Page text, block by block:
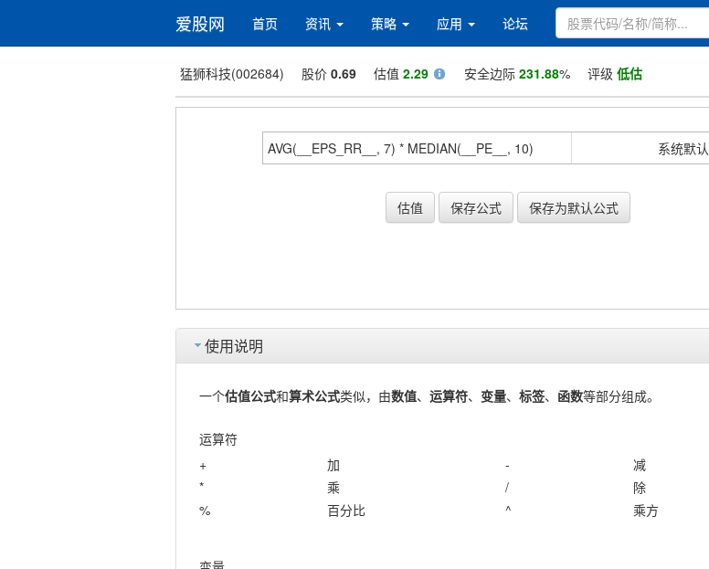
爱股网 首页 资讯 策略 应用 论坛
猛狮科技(002684) 股价 0.69 估值 2.29 安全边际 231.88% 评级 低估
系统默认
估值 保存公式 保存为默认公式
使用说明
一个估值公式和算术公式类似，由数值、 运算符、 变量、 标签、 函数等部分组成。
运算符
+
加 -
减
*
乘 /
除
%
百分比 ^ 乘方